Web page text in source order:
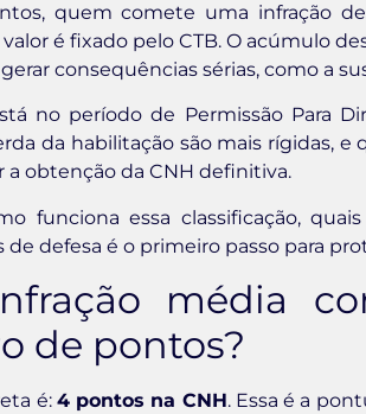
quem comete uma infração
é fixado pelo CTB. O acúmulo
consequências sérias, como a
no período de Permissão Para
da habilitação são mais rígidas,
obtenção da CNH definitiva.
funciona essa classificação,
de defesa é o primeiro passo para
média
de pontos?
é: 4 pontos na CNH. Essa é a